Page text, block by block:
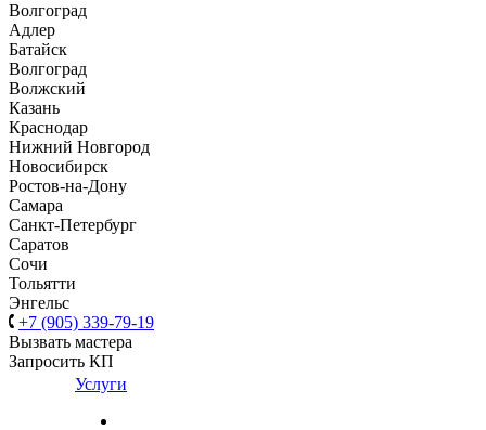
Волгоград
Адлер
Батайск
Волгоград
Волжский
Казань
Краснодар
Нижний Новгород
Новосибирск
Ростов-на-Дону
Самара
Санкт-Петербург
Саратов
Сочи
Тольятти
Энгельс
+7 (905) 339-79-19
Вызвать мастера
Запросить КП
Услуги